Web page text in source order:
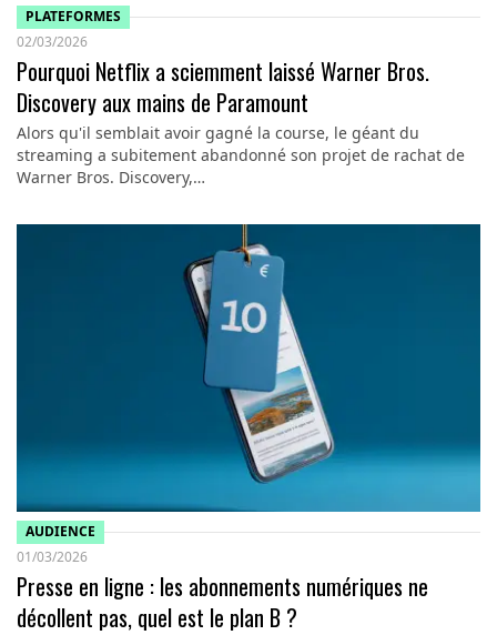
PLATEFORMES
02/03/2026
Pourquoi Netflix a sciemment laissé Warner Bros.
Discovery aux mains de Paramount
Alors qu'il semblait avoir gagné la course, le géant du
streaming a subitement abandonné son projet de rachat de
Warner Bros. Discovery,…
AUDIENCE
01/03/2026
Presse en ligne : les abonnements numériques ne
décollent pas, quel est le plan B ?